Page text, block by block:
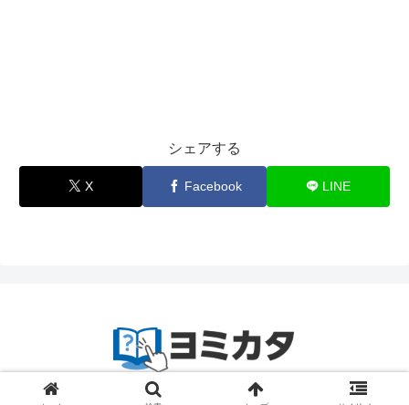
シェアする
X Facebook LINE
© 2023-2024 zetta segment Inc